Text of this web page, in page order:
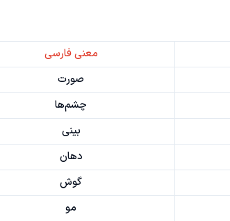
معنی فارسی
صورت
چشم‌ها
بینی
دهان
گوش
مو